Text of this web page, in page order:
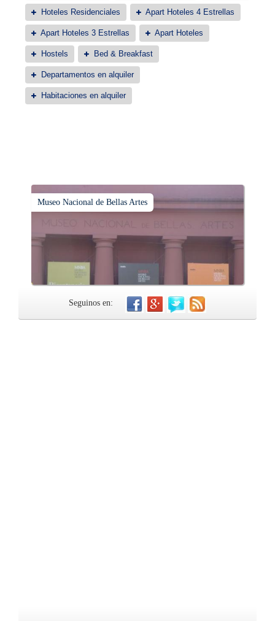
Hoteles Residenciales Apart Hoteles 4 Estrellas
Apart Hoteles 3 Estrellas Apart Hoteles
Hostels Bed & Breakfast
Departamentos en alquiler
Habitaciones en alquiler
Museo Nacional de Bellas Artes
Seguinos en: